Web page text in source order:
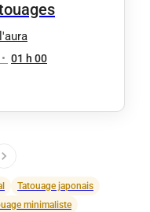
• 01 h 00
Tatouage japonais
minimaliste